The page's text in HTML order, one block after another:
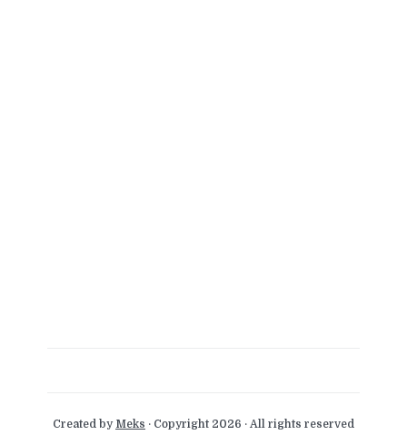
Created by Meks · Copyright 2026 · All rights reserved